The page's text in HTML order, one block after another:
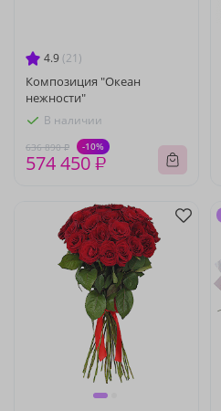
4.9 (21)
Композиция "Океан
нежности"
В наличии
636 890 ₽ -10%
574 450 ₽